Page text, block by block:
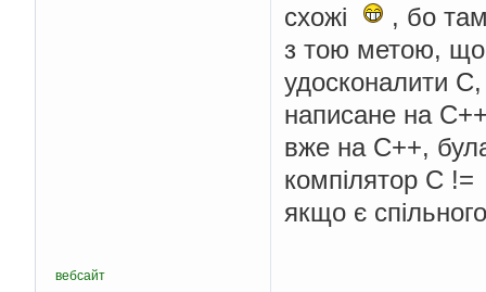
схожі
, бо
з тою метою, що
удосконалити
написане на
вже на С++,
компілятор С
якщо є
вебсайт